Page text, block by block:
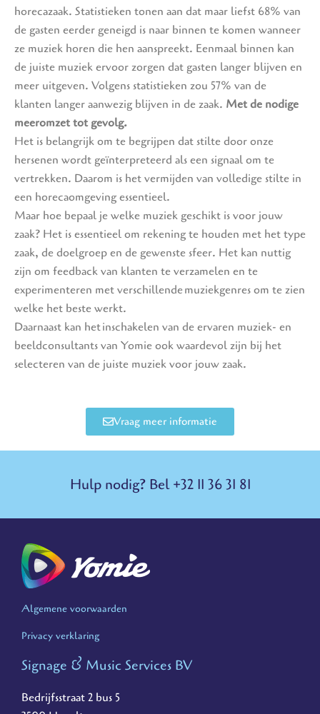
horecazaak. Statistieken tonen aan dat maar liefst 68% van
de gasten eerder geneigd is naar binnen te komen wanneer
ze muziek horen die hen aanspreekt. Eenmaal binnen kan
de juiste muziek ervoor zorgen dat gasten langer blijven en
meer uitgeven. Volgens statistieken zou 57% van de
klanten langer aanwezig blijven in de zaak. Met de nodige
meeromzet tot gevolg.
Het is belangrijk om te begrijpen dat stilte door onze
hersenen wordt geïnterpreteerd als een signaal om te
vertrekken. Daarom is het vermijden van volledige stilte in
een horecaomgeving essentieel.
Maar hoe bepaal je welke muziek geschikt is voor jouw
zaak? Het is essentieel om rekening te houden met het type
zaak, de doelgroep en de gewenste sfeer. Het kan nuttig
zijn om feedback van klanten te verzamelen en te
experimenteren met verschillende muziekgenres om te zien
welke het beste werkt.
Daarnaast kan het inschakelen van de ervaren muziek- en
beeldconsultants van Yomie ook waardevol zijn bij het
selecteren van de juiste muziek voor jouw zaak.
Vraag meer informatie
Hulp nodig? Bel +32 11 36 31 81
Algemene voorwaarden
Privacy verklaring
Signage & Music Services BV
Bedrijfsstraat 2 bus 5